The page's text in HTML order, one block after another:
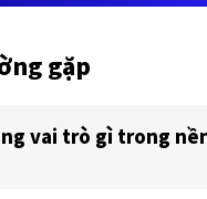
gặp
vai trò gì trong